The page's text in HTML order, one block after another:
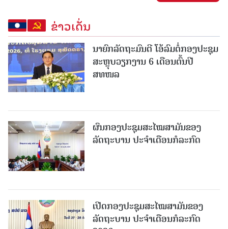
ຂ່າວເດັ່ນ
ນາຍົກລັດຖະມົນຕີ ໂອ້ລົມຕໍ່ກອງປະຊຸມ
ສະຫຼຸບວຽກງານ 6 ເດືອນຕົ້ນປີ
ສທໜລ
ຜົນກອງປະຊຸມສະໄໝສາມັນຂອງ
ລັດຖະບານ ປະຈຳເດືອນກໍລະກົດ
ເປີດກອງປະຊຸມສະໄໝສາມັນຂອງ
ລັດຖະບານ ປະຈໍາເດືອນກໍລະກົດ